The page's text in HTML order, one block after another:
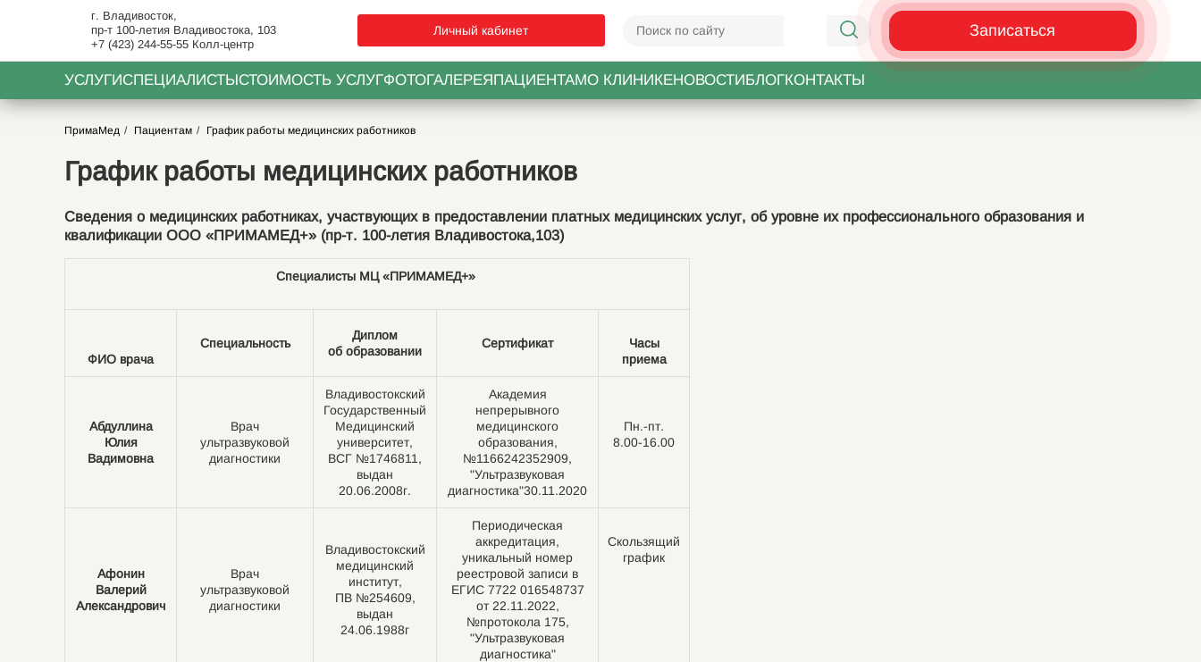
г. Владивосток,
пр-т 100-летия Владивостока, 103
+7 (423) 244-55-55 Колл-центр
Личный кабинет Записаться
УСЛУГИСПЕЦИАЛИСТЫСТОИМОСТЬ УСЛУГФОТОГАЛЕРЕЯПАЦИЕНТАМО КЛИНИКЕНОВОСТИБЛОГКОНТАКТЫ
ПримаМед Пациентам График работы медицинских работников
График работы медицинских работников
Сведения о медицинских работниках, участвующих в предоставлении платных медицинских услуг, об уровне их профессионального образования и
квалификации ООО «ПРИМАМЕД+» (пр-т. 100-летия Владивостока,103)
Специалисты МЦ «ПРИМАМЕД+»
ФИО врача
Специальность
Диплом
об образовании
Сертификат
Часы
приема
Абдуллина
Юлия
Вадимовна
Врач
ультразвуковой
диагностики
Владивостокский
Государственный
Медицинский
университет,
ВСГ №1746811,
выдан
20.06.2008г.
Академия
непрерывного
медицинского
образования,
№1166242352909,
"Ультразвуковая
диагностика"30.11.2020
Пн.-пт.
8.00-16.00
Афонин
Валерий
Александрович
Врач
ультразвуковой
диагностики
Владивостокский
медицинский
институт,
ПВ №254609,
выдан
24.06.1988г
Периодическая
аккредитация,
уникальный номер
реестровой записи в
ЕГИС 7722 016548737
от 22.11.2022,
№протокола 175,
"Ультразвуковая
диагностика"
Скользящий
график